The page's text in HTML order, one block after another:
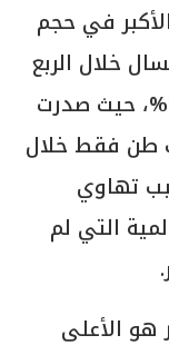
في حجم
خلال الربع
الثالث من العام الجاري بنسبة 900%، حيث صدرت
طن مقابل نحو 100 ألف طن فقط خلال
تهاوي
التي لم
هو الأعلى